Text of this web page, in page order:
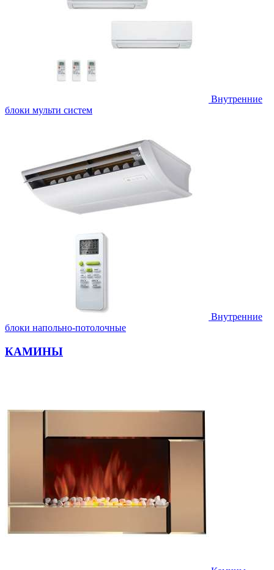
Внутренние
блоки мульти систем
Внутренние
блоки напольно-потолочные
КАМИНЫ